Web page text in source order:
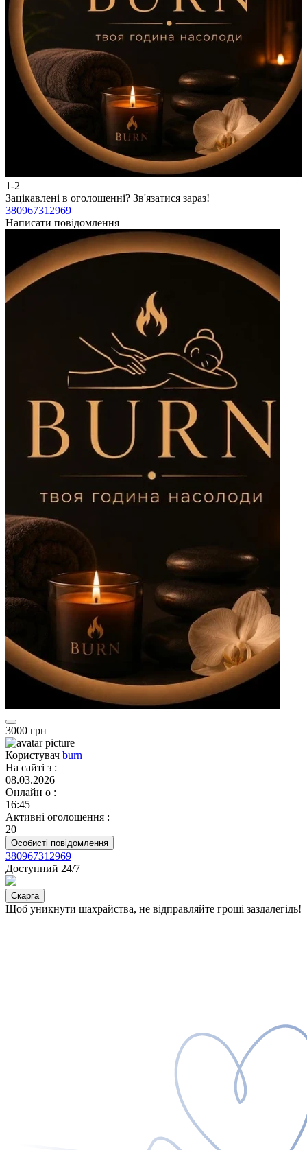
1-2
Зацікавлені в оголошенні? Зв'язатися зараз!
380967312969
Написати повідомлення
3000 грн
Користувач burn
На сайті з :
08.03.2026
Онлайн о :
16:45
Активні оголошення :
20
Особисті повідомлення
380967312969
Доступний 24/7
Скарга
Щоб уникнути шахрайства, не відправляйте гроші заздалегідь!